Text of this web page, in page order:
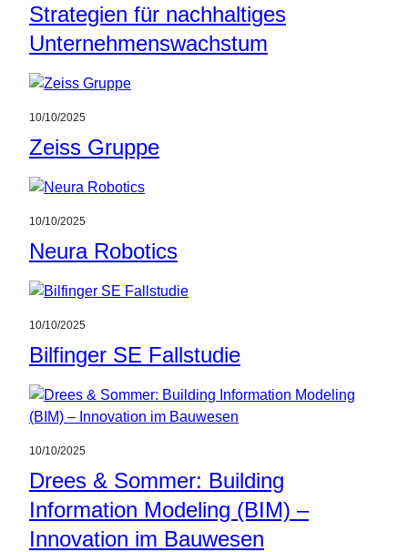
Strategien für nachhaltiges
Unternehmenswachstum
10/10/2025
Zeiss Gruppe
10/10/2025
Neura Robotics
10/10/2025
Bilfinger SE Fallstudie
10/10/2025
Drees & Sommer: Building
Information Modeling (BIM) –
Innovation im Bauwesen